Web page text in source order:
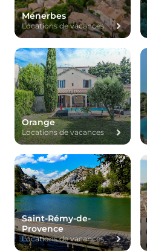
Ménerbes
Locations de vacances
Orange
Locations de vacances
Saint-Rémy-de-
Provence
Locations de vacances